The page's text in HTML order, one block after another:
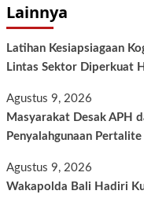
Lainnya
Latihan Kesiapsiagaan
Lintas Sektor Diperkuat
Agustus 9, 2026
Masyarakat Desak APH
Penyalahgunaan
Agustus 9, 2026
Wakapolda Bali Hadiri